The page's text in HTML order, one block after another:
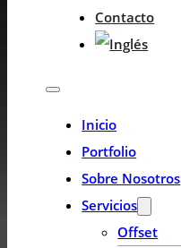
Contacto
Inicio
Portfolio
Sobre Nosotros
Servicios
Offset